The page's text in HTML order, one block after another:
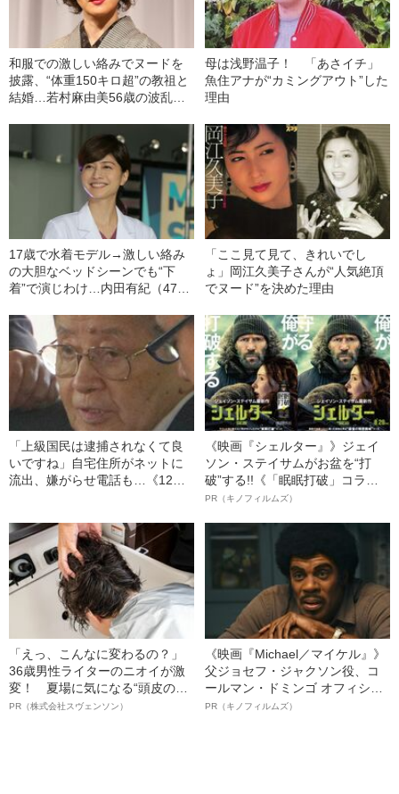
和服での激しい絡みでヌードを
披露、“体重150キロ超”の教祖と
結婚…若村麻由美56歳の波乱万
母は浅野温子！ 「あさイチ」
魚住アナが“カミングアウト”した
理由
17歳で水着モデル→激しい絡み
の大胆なベッドシーンでも“下
着”で演じわけ…内田有紀（47）
「ここ見て見て、きれいでし
ょ」岡江久美子さんが“人気絶頂
でヌード”を決めた理由
「上級国民は逮捕されなくて良
いですね」自宅住所がネットに
流出、嫌がらせ電話も…《12人
への暴力」
《映画『シェルター』》ジェイ
ソン・ステイサムがお盆を“打
破”する!!《「眠眠打破」コラ
ボ》
PR（キノフィルムズ）
「えっ、こんなに変わるの？」
36歳男性ライターのニオイが激
変！ 夏場に気になる“頭皮のニ
オイ”や“ベタつき”を解消す
PR（株式会社スヴェンソン）
《映画『Michael／マイケル』》
父ジョセフ・ジャクソン役、コ
ールマン・ドミンゴ オフィシャ
ルインタビュー“観客を魅了した
PR（キノフィルムズ）